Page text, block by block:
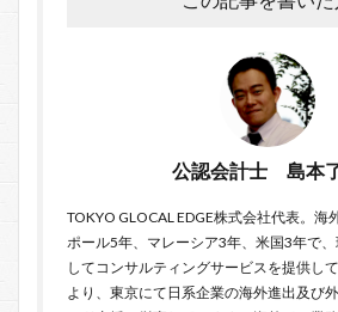
公認会計士 島本
TOKYO GLOCAL EDGE株式会社代表。海
ポール5年、マレーシア3年、米国3年で
してコンサルティングサービスを提供し
より、東京にて日系企業の海外進出及び